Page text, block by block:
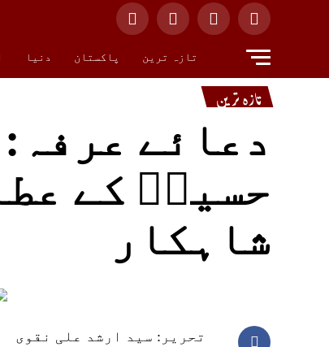
تازہ ترین پاکستان دنیا
تازہ ترین
دعائے
حسینؑ کے
شاہکار
تحریر: سید ارشد علی نقوی